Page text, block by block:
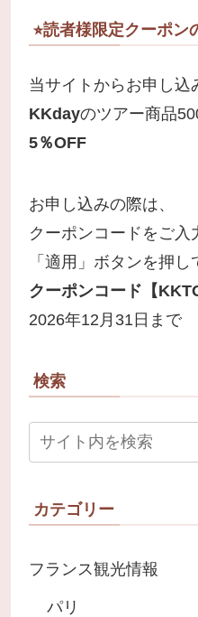
⭐︎読者様限定クーポン
当サイトからお申し込
KKdayのツアー商品
5％OFF
お申し込みの際は、
クーポンコードをご入
「適用」ボタンを押し
クーポンコード【
2026年12月31日まで
検索
カテゴリー
フランス観光情報
パリ